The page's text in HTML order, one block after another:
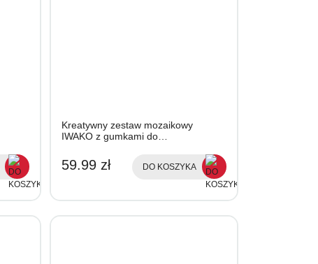
Kreatywny zestaw mozaikowy
IWAKO z gumkami do…
59.99 zł DO KOSZYKA